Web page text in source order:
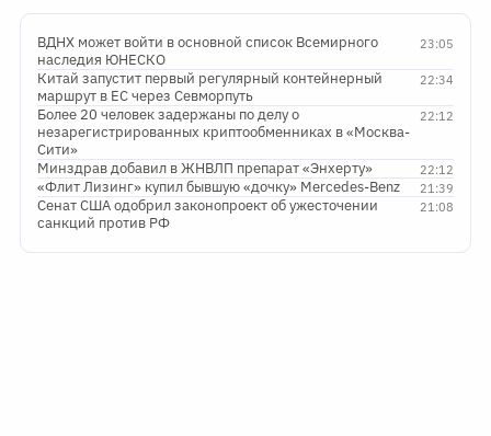
23:05
ВДНХ может войти в основной список Всемирного
наследия ЮНЕСКО
22:34
Китай запустит первый регулярный контейнерный
маршрут в ЕС через Севморпуть
22:12
Более 20 человек задержаны по делу о
незарегистрированных криптообменниках в «Москва-
Сити»
22:12
Минздрав добавил в ЖНВЛП препарат «Энхерту»
21:39
«Флит Лизинг» купил бывшую «дочку» Mercedes-Benz
21:08
Сенат США одобрил законопроект об ужесточении
санкций против РФ